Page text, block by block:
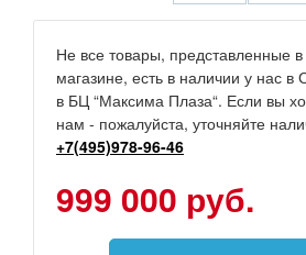
Не все товары, представленные в
магазине, есть в наличии у нас в
в БЦ “Максима Плаза“. Если вы
нам - пожалуйста, уточняйте
+7(495)978-96-46
999 000 руб.